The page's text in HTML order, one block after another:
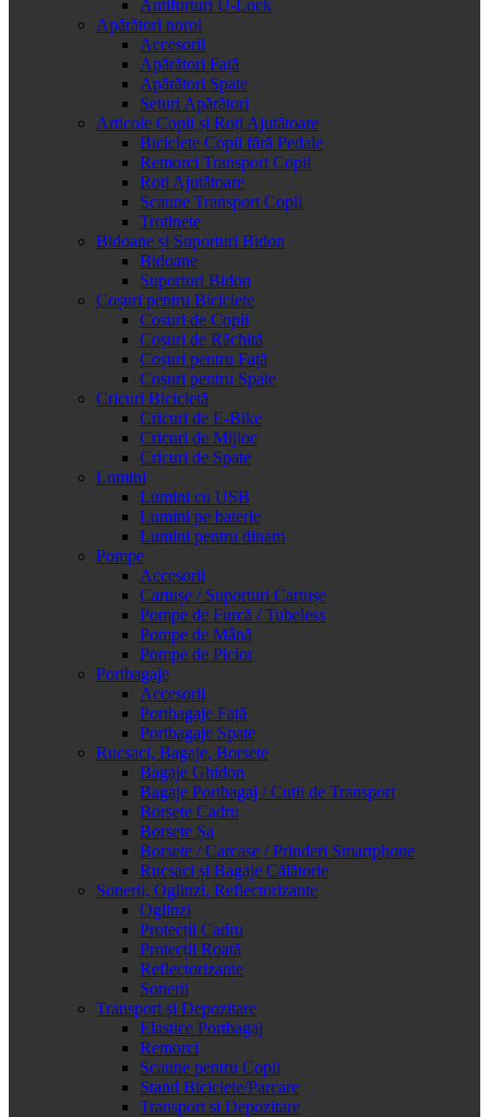
Antifurturi U-Lock
Apărători noroi
Accesorii
Apărători Față
Apărători Spate
Seturi Apărători
Articole Copii și Roți Ajutătoare
Biciclete Copii fără Pedale
Remorci Transport Copii
Roți Ajutătoare
Scaune Transport Copii
Trotinete
Bidoane și Suporturi Bidon
Bidoane
Suporturi Bidon
Coșuri pentru Biciclete
Cosuri de Copii
Coșuri de Răchită
Coșuri pentru Față
Coșuri pentru Spate
Cricuri Bicicletă
Cricuri de E-Bike
Cricuri de Mijloc
Cricuri de Spate
Lumini
Lumini cu USB
Lumini pe baterie
Lumini pentru dinam
Pompe
Accesorii
Cartușe / Suporturi Cartușe
Pompe de Furcă / Tubeless
Pompe de Mână
Pompe de Picior
Portbagaje
Accesorii
Portbagaje Față
Portbagaje Spate
Rucsaci, Bagaje, Borsete
Bagaje Ghidon
Bagaje Portbagaj / Cutii de Transport
Borsete Cadru
Borsete Șa
Borsete / Carcase / Prinderi Smartphone
Rucsaci și Bagaje Călătorie
Sonerii, Oglinzi, Reflectorizante
Oglinzi
Protecții Cadru
Protecții Roată
Reflectorizante
Sonerii
Transport și Depozitare
Elastice Portbagaj
Remorci
Scaune pentru Copii
Stand Biciclete/Parcare
Transport si Depozitare